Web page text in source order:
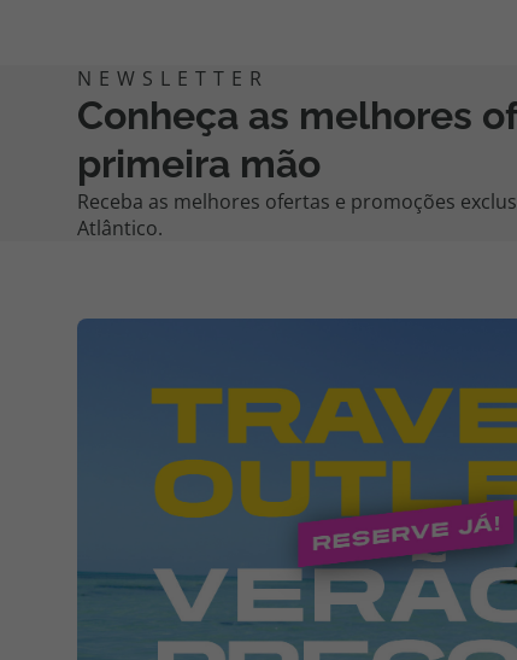
Conheça as melhores
primeira mão
Receba as melhores ofertas e promoções
Atlântico.